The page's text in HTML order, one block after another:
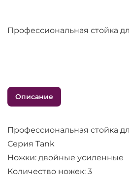
Профессиональная стойка
Описание
Профессиональная стойка
Серия Tank
Ножки: двойные усиленные
Количество ножек: 3